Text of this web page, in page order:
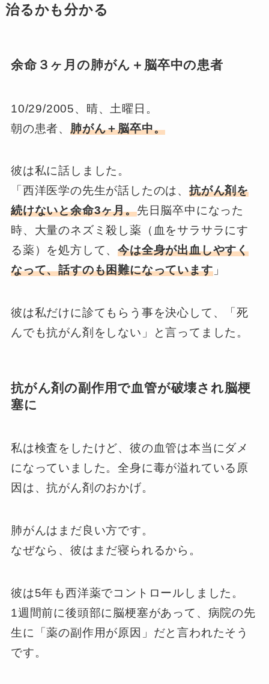
治るかも分かる
余命３ヶ月の肺がん＋脳卒中の患者
10/29/2005、晴、土曜日。
朝の患者、 肺がん＋脳卒中。
彼は私に話しました。
「西洋医学の先生が話したのは、 抗がん剤を
続けないと余命3ヶ月。先日脳卒中になった
時、大量のネズミ殺し薬（血をサラサラにす
る薬）を処方して、今は全身が出血しやすく
なって、話すのも困難になっています」
彼は私だけに診てもらう事を決心して、「死
んでも抗がん剤をしない」と言ってました。
抗がん剤の副作用で血管が破壊され脳梗
塞に
私は検査をしたけど、彼の血管は本当にダメ
になっていました。全身に毒が溢れている原
因は、抗がん剤のおかげ。
肺がんはまだ良い方です。
なぜなら、彼はまだ寝られるから。
彼は5年も西洋薬でコントロールしました。
1週間前に後頭部に脳梗塞があって、病院の先
生に「薬の副作用が原因」だと言われたそう
です。